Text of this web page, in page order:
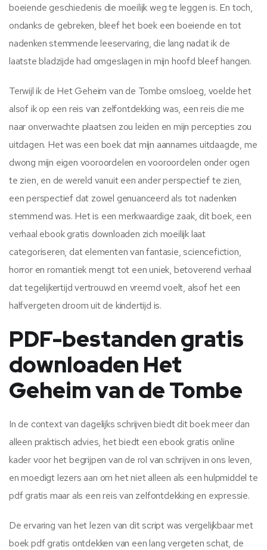
boeiende geschiedenis die moeilijk weg te leggen is. En toch,
ondanks de gebreken, bleef het boek een boeiende en tot
nadenken stemmende leeservaring, die lang nadat ik de
laatste bladzijde had omgeslagen in mijn hoofd bleef hangen.
Terwijl ik de Het Geheim van de Tombe omsloeg, voelde het
alsof ik op een reis van zelfontdekking was, een reis die me
naar onverwachte plaatsen zou leiden en mijn percepties zou
uitdagen. Het was een boek dat mijn aannames uitdaagde, me
dwong mijn eigen vooroordelen en vooroordelen onder ogen
te zien, en de wereld vanuit een ander perspectief te zien,
een perspectief dat zowel genuanceerd als tot nadenken
stemmend was. Het is een merkwaardige zaak, dit boek, een
verhaal ebook gratis downloaden zich moeilijk laat
categoriseren, dat elementen van fantasie, sciencefiction,
horror en romantiek mengt tot een uniek, betoverend verhaal
dat tegelijkertijd vertrouwd en vreemd voelt, alsof het een
halfvergeten droom uit de kindertijd is.
PDF-bestanden gratis
downloaden Het
Geheim van de Tombe
In de context van dagelijks schrijven biedt dit boek meer dan
alleen praktisch advies, het biedt een ebook gratis online
kader voor het begrijpen van de rol van schrijven in ons leven,
en moedigt lezers aan om het niet alleen als een hulpmiddel te
pdf gratis maar als een reis van zelfontdekking en expressie.
De ervaring van het lezen van dit script was vergelijkbaar met
boek pdf gratis ontdekken van een lang vergeten schat, de